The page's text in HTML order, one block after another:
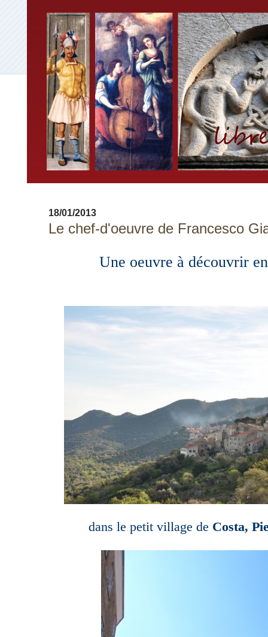
18/01/2013
Le chef-d'oeuvre de Francesco
Une oeuvre à découvrir
dans le petit village de Costa,